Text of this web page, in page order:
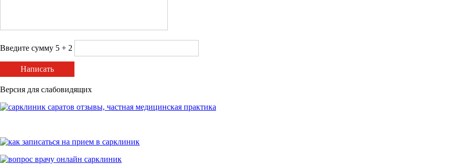
Введите сумму 5 + 2
Написать
Версия для слабовидящих